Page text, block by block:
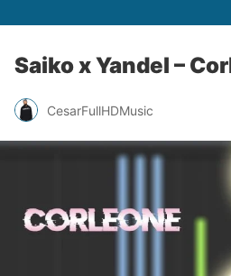
Saiko x Yandel –
CesarFullHDMusic